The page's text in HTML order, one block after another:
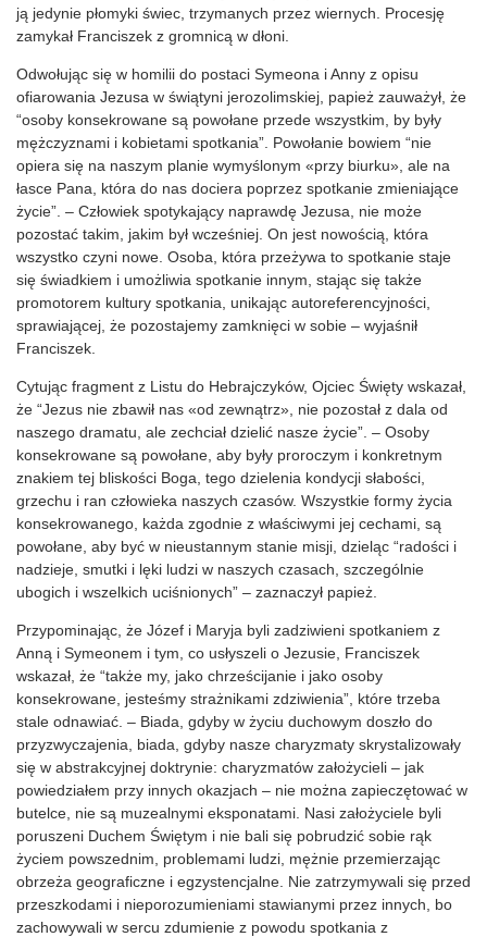
ją jedynie płomyki świec, trzymanych przez wiernych. Procesję
zamykał Franciszek z gromnicą w dłoni.
Odwołując się w homilii do postaci Symeona i Anny z opisu
ofiarowania Jezusa w świątyni jerozolimskiej, papież zauważył, że
“osoby konsekrowane są powołane przede wszystkim, by były
mężczyznami i kobietami spotkania”. Powołanie bowiem “nie
opiera się na naszym planie wymyślonym «przy biurku», ale na
łasce Pana, która do nas dociera poprzez spotkanie zmieniające
życie”. – Człowiek spotykający naprawdę Jezusa, nie może
pozostać takim, jakim był wcześniej. On jest nowością, która
wszystko czyni nowe. Osoba, która przeżywa to spotkanie staje
się świadkiem i umożliwia spotkanie innym, stając się także
promotorem kultury spotkania, unikając autoreferencyjności,
sprawiającej, że pozostajemy zamknięci w sobie – wyjaśnił
Franciszek.
Cytując fragment z Listu do Hebrajczyków, Ojciec Święty wskazał,
że “Jezus nie zbawił nas «od zewnątrz», nie pozostał z dala od
naszego dramatu, ale zechciał dzielić nasze życie”. – Osoby
konsekrowane są powołane, aby były proroczym i konkretnym
znakiem tej bliskości Boga, tego dzielenia kondycji słabości,
grzechu i ran człowieka naszych czasów. Wszystkie formy życia
konsekrowanego, każda zgodnie z właściwymi jej cechami, są
powołane, aby być w nieustannym stanie misji, dzieląc “radości i
nadzieje, smutki i lęki ludzi w naszych czasach, szczególnie
ubogich i wszelkich uciśnionych” – zaznaczył papież.
Przypominając, że Józef i Maryja byli zadziwieni spotkaniem z
Anną i Symeonem i tym, co usłyszeli o Jezusie, Franciszek
wskazał, że “także my, jako chrześcijanie i jako osoby
konsekrowane, jesteśmy strażnikami zdziwienia”, które trzeba
stale odnawiać. – Biada, gdyby w życiu duchowym doszło do
przyzwyczajenia, biada, gdyby nasze charyzmaty skrystalizowały
się w abstrakcyjnej doktrynie: charyzmatów założycieli – jak
powiedziałem przy innych okazjach – nie można zapieczętować w
butelce, nie są muzealnymi eksponatami. Nasi założyciele byli
poruszeni Duchem Świętym i nie bali się pobrudzić sobie rąk
życiem powszednim, problemami ludzi, mężnie przemierzając
obrzeża geograficzne i egzystencjalne. Nie zatrzymywali się przed
przeszkodami i nieporozumieniami stawianymi przez innych, bo
zachowywali w sercu zdumienie z powodu spotkania z